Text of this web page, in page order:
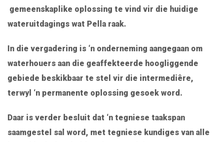
gemeenskaplike oplossing te vind vir die huidige
wateruitdagings wat Pella raak.
In die vergadering is ‘n onderneming aangegaan om
waterhouers aan die geaffekteerde hoogliggende
gebiede beskikbaar te stel vir die intermediêre,
terwyl ‘n permanente oplossing gesoek word.
Daar is verder besluit dat ‘n tegniese taakspan
saamgestel sal word, met tegniese kundiges van alle